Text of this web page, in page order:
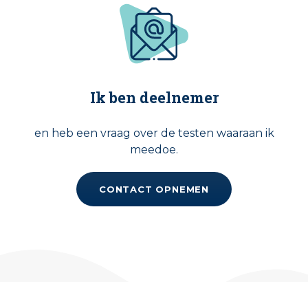
Ik ben deelnemer
en heb een vraag over de testen waaraan ik
meedoe.
CONTACT OPNEMEN